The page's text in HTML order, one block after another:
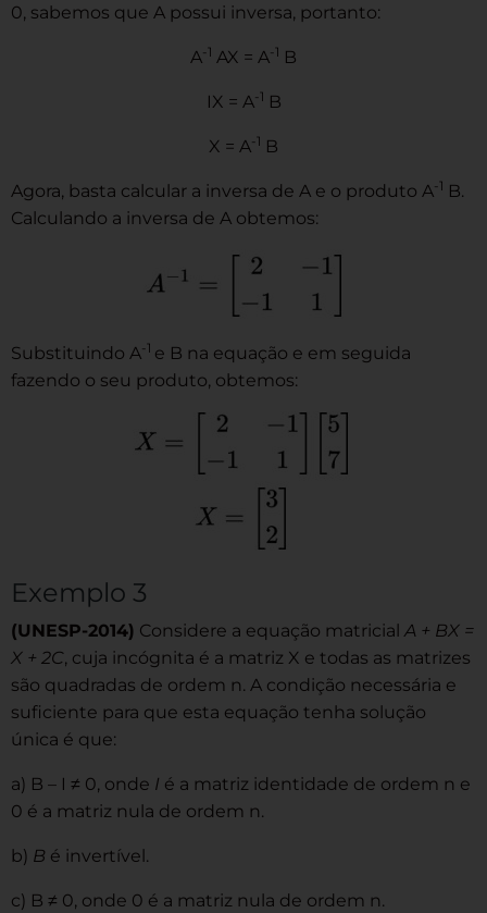
0, sabemos que A possui inversa, portanto:
A-1 AX = A-1 B
IX = A-1 B
X = A-1 B
Agora, basta calcular a inversa de A e o produto A-1 B.
Calculando a inversa de A obtemos:
Substituindo A-1 e B na equação e em seguida
fazendo o seu produto, obtemos:
Exemplo 3
(UNESP-2014) Considere a equação matricialA + BX =
X + 2C, cuja incógnita é a matriz X e todas as matrizes
são quadradas de ordem n. A condição necessária e
suficiente para que esta equação tenha solução
única é que:
a) B – I ≠ 0, onde I é a matriz identidade de ordem n e
0 é a matriz nula de ordem n.
b) B é invertível.
c) B ≠ 0, onde 0 é a matriz nula de ordem n.